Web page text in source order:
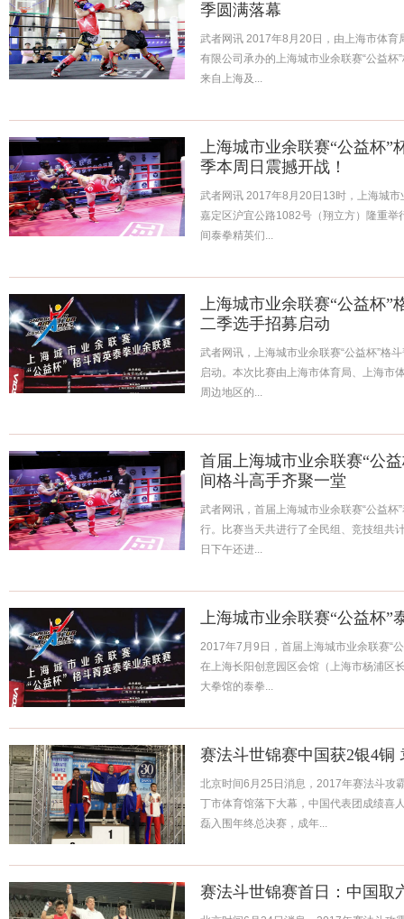
季圆满落幕
武者网讯 2017年8月20日，由上海市体育
有限公司承办的上海城市业余联赛“公益
来自上海及...
上海城市业余联赛“公益杯”
季本周日震撼开战！
武者网讯 2017年8月20日13时，上海城市
嘉定区沪宜公路1082号（翔立方）隆重
间泰拳精英们...
上海城市业余联赛“公益杯”
二季选手招募启动
武者网讯，上海城市业余联赛“公益杯”格
启动。本次比赛由上海市体育局、上海市
周边地区的...
首届上海城市业余联赛“公
间格斗高手齐聚一堂
武者网讯，首届上海城市业余联赛“公益
行。比赛当天共进行了全民组、竞技组共
日下午还进...
上海城市业余联赛“公益杯”
2017年7月9日，首届上海城市业余联赛“
在上海长阳创意园区会馆（上海市杨浦区
大拳馆的泰拳...
赛法斗世锦赛中国获2银4铜
北京时间6月25日消息，2017年赛法斗攻
丁市体育馆落下大幕，中国代表团成绩喜
磊入围年终总决赛，成年...
赛法斗世锦赛首日：中国取